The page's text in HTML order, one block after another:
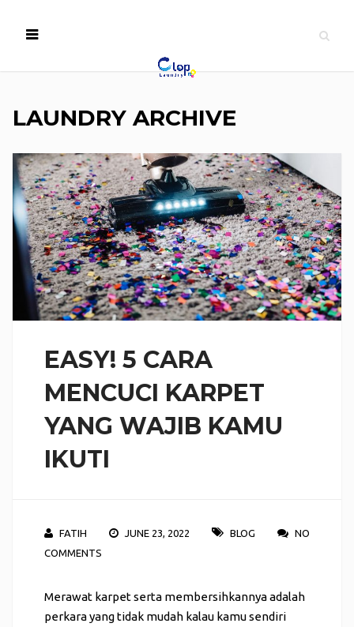
LAUNDRY ARCHIVE
EASY! 5 CARA
MENCUCI KARPET
YANG WAJIB KAMU
IKUTI
FATIH JUNE 23, 2022 BLOG
NO
COMMENTS
Merawat karpet serta membersihkannya adalah
perkara yang tidak mudah kalau kamu sendiri